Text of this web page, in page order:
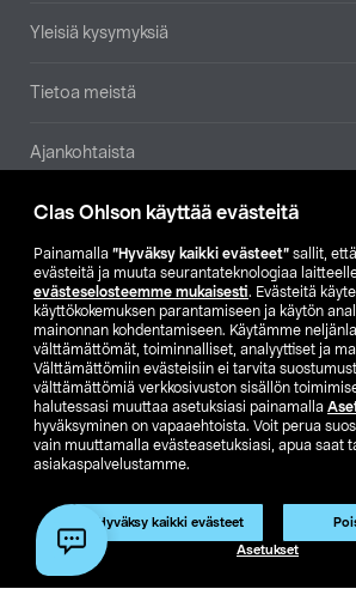
Clas Ohlson käyttää evästeitä
Painamalla ”Hyväksy kaikki evästeet” sallit,
evästeitä ja muuta seurantateknologiaa
evästeselosteemme mukaisesti. Evästeitä
käyttökokemuksen parantamiseen ja käytön
mainonnan kohdentamiseen. Käytämme
välttämättömät, toiminnalliset, analyyttiset ja
Välttämättömiin evästeisiin ei tarvita
välttämättömiä verkkosivuston sisällön
halutessasi muuttaa asetuksiasi painamalla
hyväksyminen on vapaaehtoista. Voit perua
vain muuttamalla evästeasetuksiasi, apua saat
asiakaspalvelustamme.
Hyväksy kaikki evästeet
Asetukset
Tuote on poistunut
Tuotenro: 41-1282
Yleisiä kysymyksiä
Tietoa meistä
Ajankohtaista
Muut yrityksemme
Etsi myymälä
SE NO FI
FI SV
Club Clas Ostoehdot
Näytä hinnat ilman ALV:a